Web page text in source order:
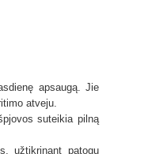
apsaugą. Jie
atveju.
suteikia pilną
užtikrinant patogų